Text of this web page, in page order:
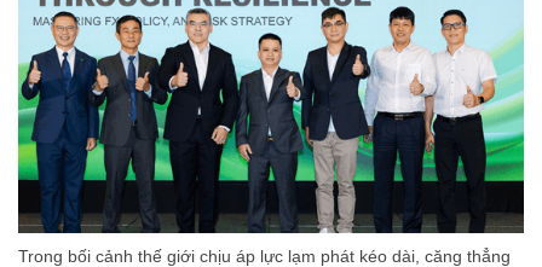
Trong bối cảnh thế giới chịu áp lực lạm phát kéo dài, căng thẳng